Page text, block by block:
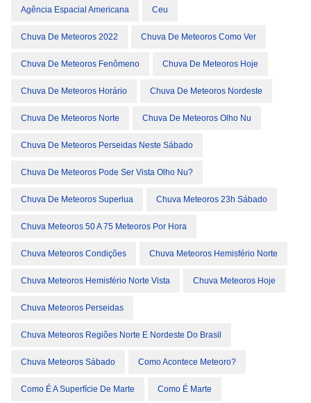
Agência Espacial Americana Ceu
Chuva De Meteoros 2022 Chuva De Meteoros Como Ver
Chuva De Meteoros Fenômeno Chuva De Meteoros Hoje
Chuva De Meteoros Horário Chuva De Meteoros Nordeste
Chuva De Meteoros Norte Chuva De Meteoros Olho Nu
Chuva De Meteoros Perseidas Neste Sábado
Chuva De Meteoros Pode Ser Vista Olho Nu?
Chuva De Meteoros Superlua Chuva Meteoros 23h Sábado
Chuva Meteoros 50 A 75 Meteoros Por Hora
Chuva Meteoros Condições Chuva Meteoros Hemisfério Norte
Chuva Meteoros Hemisfério Norte Vista Chuva Meteoros Hoje
Chuva Meteoros Perseidas
Chuva Meteoros Regiões Norte E Nordeste Do Brasil
Chuva Meteoros Sábado Como Acontece Meteoro?
Como É A Superfície De Marte Como É Marte